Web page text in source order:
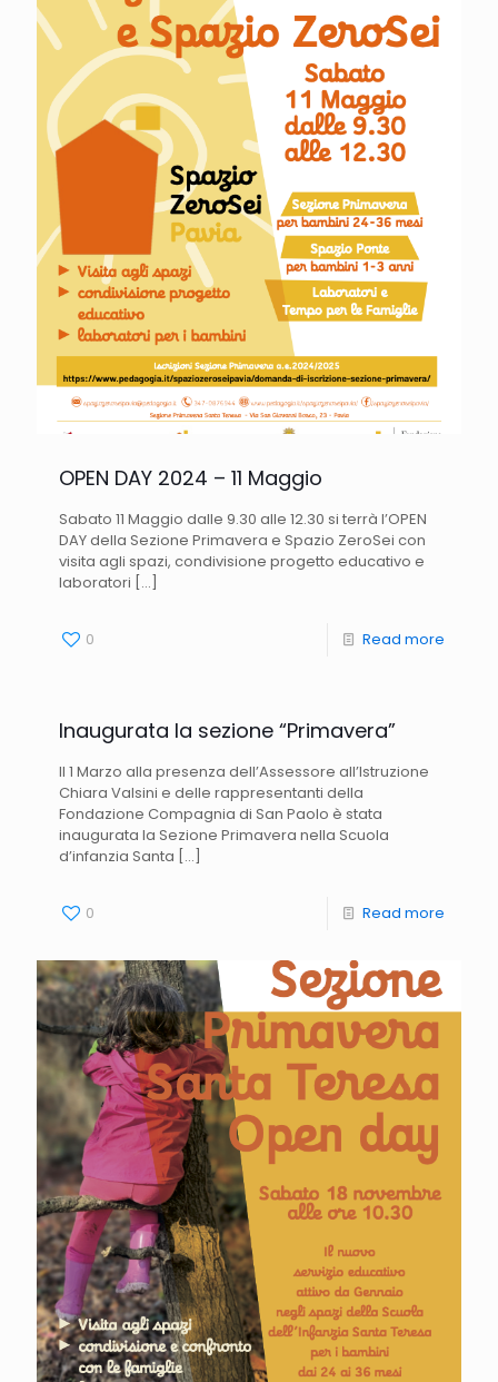
OPEN DAY 2024 – 11 Maggio
Sabato 11 Maggio dalle 9.30 alle 12.30 si terrà l’OPEN
DAY della Sezione Primavera e Spazio ZeroSei con
visita agli spazi, condivisione progetto educativo e
laboratori […]
0 Read more
Inaugurata la sezione “Primavera”
Il 1 Marzo alla presenza dell’Assessore all’Istruzione
Chiara Valsini e delle rappresentanti della
Fondazione Compagnia di San Paolo è stata
inaugurata la Sezione Primavera nella Scuola
d’infanzia Santa […]
0 Read more